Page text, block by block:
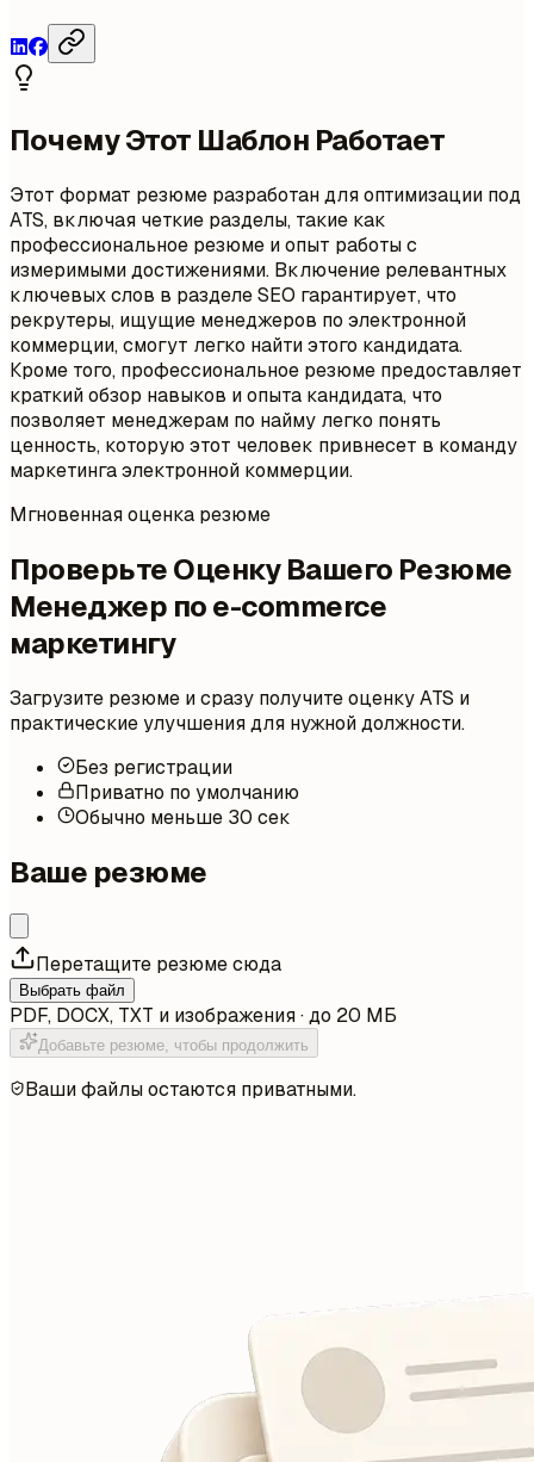
Почему Этот Шаблон Работает
Этот формат резюме разработан для оптимизации под
ATS, включая четкие разделы, такие как
профессиональное резюме и опыт работы с
измеримыми достижениями. Включение релевантных
ключевых слов в разделе SEO гарантирует, что
рекрутеры, ищущие менеджеров по электронной
коммерции, смогут легко найти этого кандидата.
Кроме того, профессиональное резюме предоставляет
краткий обзор навыков и опыта кандидата, что
позволяет менеджерам по найму легко понять
ценность, которую этот человек привнесет в команду
маркетинга электронной коммерции.
Мгновенная оценка резюме
Проверьте Оценку Вашего Резюме
Менеджер по e-commerce
маркетингу
Загрузите резюме и сразу получите оценку ATS и
практические улучшения для нужной должности.
Без регистрации
Приватно по умолчанию
Обычно меньше 30 сек
Ваше резюме
Перетащите резюме сюда
Выбрать файл
PDF, DOCX, TXT и изображения · до 20 МБ
Добавьте резюме, чтобы продолжить
Ваши файлы остаются приватными.